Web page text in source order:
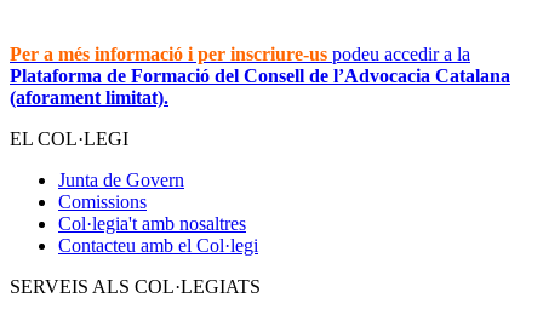
Per a més informació i per inscriure-us podeu accedir a la
Plataforma de Formació del Consell de l’Advocacia Catalana
(aforament limitat).
EL COL·LEGI
Junta de Govern
Comissions
Col·legia't amb nosaltres
Contacteu amb el Col·legi
SERVEIS ALS COL·LEGIATS